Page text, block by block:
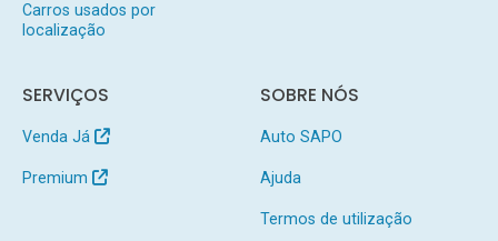
Carros usados por
localização
SERVIÇOS
Venda Já
Premium
SOBRE NÓS
Auto SAPO
Ajuda
Termos de utilização